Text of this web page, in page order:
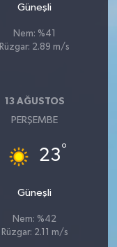
Güneşli
Nem: %41
Rüzgar: 2.89 m/s
13 AĞUSTOS
PERŞEMBE
23°
Güneşli
Nem: %42
Rüzgar: 2.11 m/s